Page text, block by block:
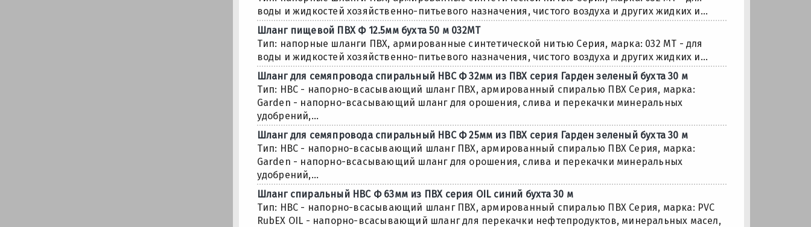
воды и жидкостей хозяйственно-питьевого назначения, чистого воздуха и других жидких и...
Шланг пищевой ПВХ Ф 12.5мм бухта 50 м 032МТ
Тип: напорные шланги ПВХ, армированные синтетической нитью Серия, марка: 032 МТ - для
воды и жидкостей хозяйственно-питьевого назначения, чистого воздуха и других жидких и...
Шланг для семяпровода спиральный НВС Ф 32мм из ПВХ серия Гарден зеленый бухта 30 м
Тип: НВС - напорно-всасывающий шланг ПВХ, армированный спиралью ПВХ Серия, марка:
Garden - напорно-всасывающий шланг для орошения, слива и перекачки минеральных
удобрений,...
Шланг для семяпровода спиральный НВС Ф 25мм из ПВХ серия Гарден зеленый бухта 30 м
Тип: НВС - напорно-всасывающий шланг ПВХ, армированный спиралью ПВХ Серия, марка:
Garden - напорно-всасывающий шланг для орошения, слива и перекачки минеральных
удобрений,...
Шланг спиральный НВС Ф 63мм из ПВХ серия OIL синий бухта 30 м
Тип: НВС - напорно-всасывающий шланг ПВХ, армированный спиралью ПВХ Серия, марка: PVC
RubEX OIL - напорно-всасывающий шланг для перекачки нефтепродуктов, минеральных масел,